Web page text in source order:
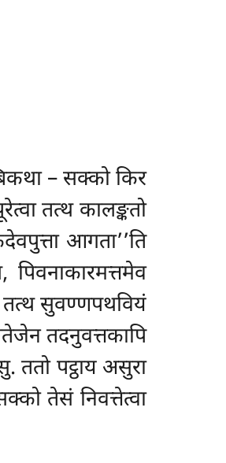
– सक्को किर
तत्थ कालङ्कतो
आगता’’ति
तत्थ सुवण्णपथवियं
तदनुवत्तकापि
ततो पट्ठाय असुरा
तेसं निवत्तेत्वा